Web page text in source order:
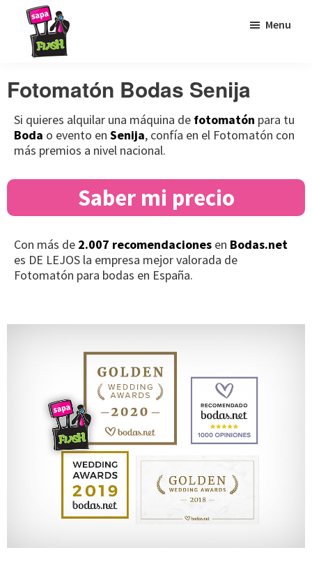
Saltar
principal
Saltar
contenido
Saltar
página
para
Menu
Fotomatón Bodas Senija
Si quieres alquilar una máquina de fotomatón para tu
Boda o evento en Senija, confía en el Fotomatón con
más premios a nivel nacional.
Saber mi precio
Con más de 2.007 recomendaciones en Bodas.net
es DE LEJOS la empresa mejor valorada de
Fotomatón para bodas en España.